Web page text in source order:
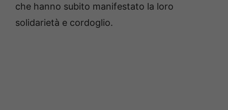
che hanno subito manifestato la loro
solidarietà e cordoglio.